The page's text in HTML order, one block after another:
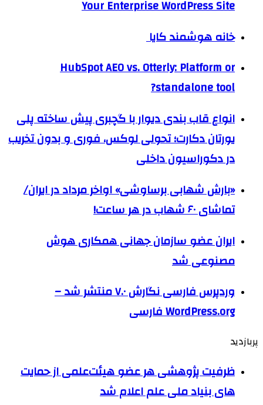
Your Enterprise WordPress Site
خانه هوشمند کایا
HubSpot AEO vs. Otterly: Platform or
standalone tool?
انواع قاب بندی دیوار با گچبری پیش ساخته پلی
یورتان دکارت؛ تحولی لوکس، فوری و بدون تخریب
در دکوراسیون داخلی
«بارش شهابی برساوشی» اواخر مرداد در ایران/
تماشای ۶۰ شهاب در هر ساعت!
ایران عضو سازمان جهانی همکاری هوش
مصنوعی شد
وردپرس فارسی نگارش ۷.۰ منتشر شد –
WordPress.org فارسی
پربازدید
ظرفیت پژوهشی هر عضو هیئت‌علمی از حمایت
های بنیاد ملی علم اعلام شد